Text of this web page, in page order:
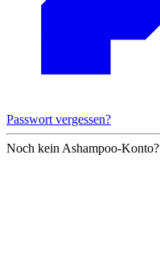
Passwort vergessen?
Noch kein Ashampoo-Konto?